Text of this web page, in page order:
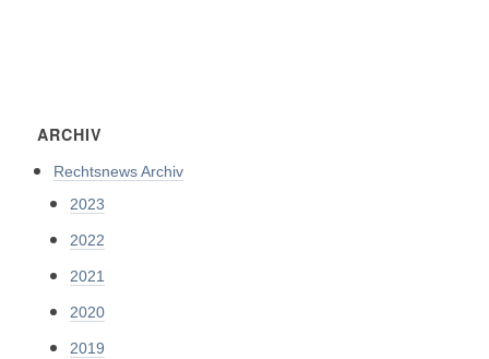
ARCHIV
Rechtsnews Archiv
2023
2022
2021
2020
2019